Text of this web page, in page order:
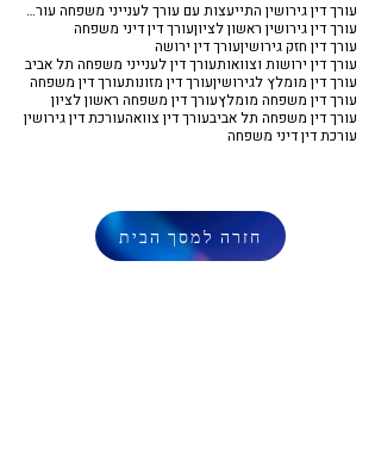
עורך דין גירושין התייעצות עם עורך לענייני משפחה עורך דין משפחה
עורך דין גירושין ראשון לציוןעורך דין דיני משפחה
עורך דין חזק גירושיןעורך דין ירושה
עורך דין ירושות וצוואותעורך דין לענייני משפחה תל אביב
עורך דין מומלץ לגירושיןעורך דין מזונותעורך דין משפחה
עורך דין משפחה מומלץעורך דין משפחה ראשון לציון
עורך דין משפחה תל אביבעורך דין צוואהעורכת דין גירושין
עורכת דין דיני משפחה
חזרה למסך הבית